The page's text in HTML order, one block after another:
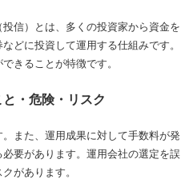
信）とは、多くの投資家から資金を
どに投資して運用する仕組みです。
きることが特徴です。
・危険・リスク
また、運用成果に対して手数料が発
要があります。運用会社の選定を誤
があります。